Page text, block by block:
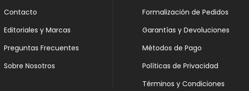
Contacto
Editoriales y Marcas
Preguntas Frecuentes
Sobre Nosotros
Formalización de Pedidos
Garantías y Devoluciones
Métodos de Pago
Políticas de Privacidad
Términos y Condiciones